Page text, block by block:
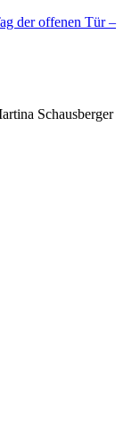
der offenen Tür –
Schausberger